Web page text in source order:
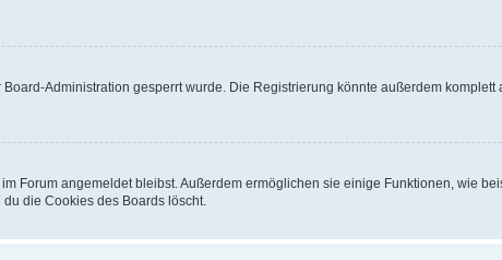
Administration gesperrt wurde. Die Registrierung könnte außerdem
Forum angemeldet bleibst. Außerdem ermöglichen sie einige Funktionen, wie
die Cookies des Boards löscht.